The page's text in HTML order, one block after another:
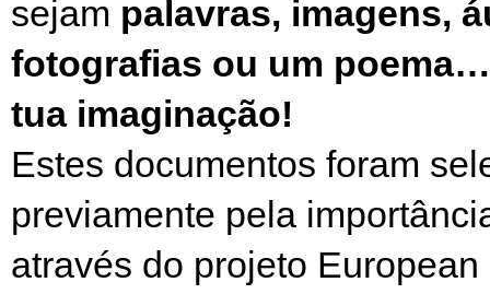
sejam palavras, imagens,
fotografias ou um
tua imaginação!
Estes documentos foram
previamente pela
através do projeto